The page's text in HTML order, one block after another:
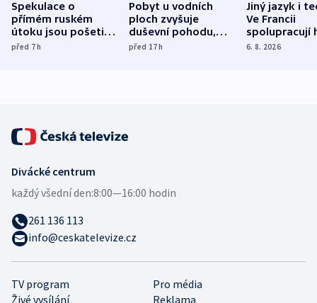
Spekulace o
přímém ruském
útoku jsou pošetilé,
míní estonský
před 7h
Pobyt u vodních
ploch zvyšuje
duševní pohodu,
ukázala
před 17h
Jiný jazyk i
Ve Francii
spolupracují
různých zemí
6. 8. 2026
TV program
Pro média
Živé vysílání
Reklama
Divácké centrum
každý všední den:8:00—16:00 hodin
261 136 113
info@ceskatelevize.cz